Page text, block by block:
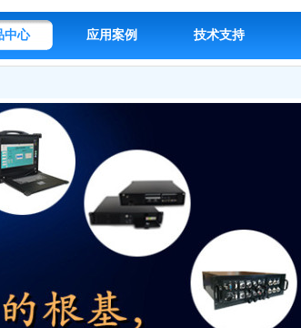
中心 应用案例 技术支持